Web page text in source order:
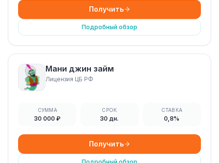
Получить
Подробный обзор
Мани джин займ
Лицензия ЦБ РФ
СУММА
30 000 ₽
СРОК
30 дн.
СТАВКА
0,8%
Получить